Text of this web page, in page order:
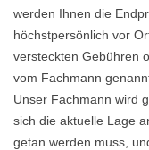
werden Ihnen die
höchstpersönlich vor
versteckten Gebühren
vom Fachmann
Unser Fachmann wird
sich die aktuelle Lage
getan werden muss,